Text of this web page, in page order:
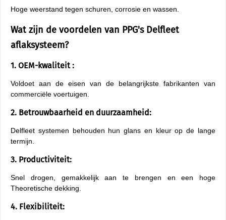
Hoge weerstand tegen schuren, corrosie en wassen.
Wat zijn de voordelen van PPG's Delfleet
aflaksysteem?
1. OEM-kwaliteit :
Voldoet aan de eisen van de belangrijkste fabrikanten van
commerciële voertuigen.
2. Betrouwbaarheid en duurzaamheid:
Delfleet systemen behouden hun glans en kleur op de lange
termijn.
3. Productiviteit:
Snel drogen, gemakkelijk aan te brengen en een hoge
Theoretische dekking.
4. Flexibiliteit: